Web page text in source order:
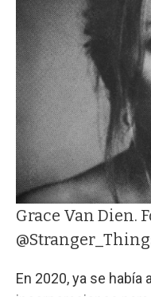
Grace Van Dien.
En 2020, ya se había